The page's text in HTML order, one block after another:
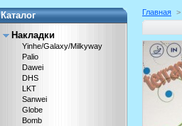
Каталог
Накладки
Yinhe/Galaxy/Milkyway
Palio
Dawei
DHS
LKT
Sanwei
Globe
Bomb
Главная >